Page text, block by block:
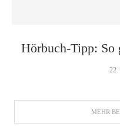
Hörbuch-Tipp: So
22.
MEHR